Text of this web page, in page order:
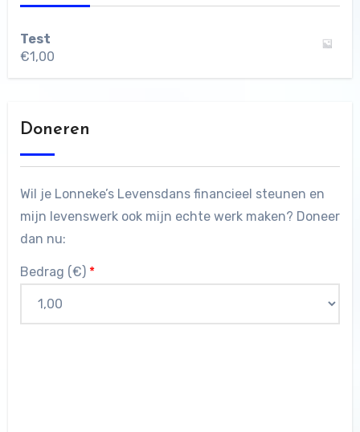
Test
€1,00
Doneren
Wil je Lonneke’s Levensdans financieel steunen en
mijn levenswerk ook mijn echte werk maken? Doneer
dan nu:
Bedrag (€) *